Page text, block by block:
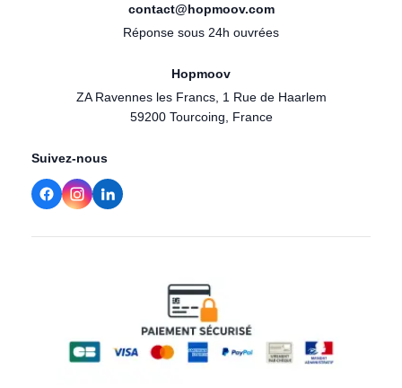
contact@hopmoov.com
Réponse sous 24h ouvrées
Hopmoov
ZA Ravennes les Francs, 1 Rue de Haarlem
59200 Tourcoing, France
Suivez-nous